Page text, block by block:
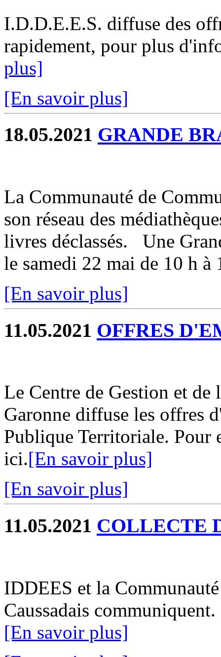
I.D.D.E.E.S. diffuse des
rapidement, pour plus
plus]
[En savoir plus]
18.05.2021 GRANDE
La Communauté de
son réseau des
livres déclassés. Une
le samedi 22 mai de 10 h
[En savoir plus]
11.05.2021 OFFRES
Le Centre de Gestion et
Garonne diffuse les offres
Publique Territoriale. Pour
ici.[En savoir plus]
[En savoir plus]
11.05.2021 COLLECTE
IDDEES et la
Caussadais
[En savoir plus]